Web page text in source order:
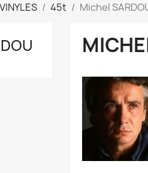
VINYLES 45t Michel